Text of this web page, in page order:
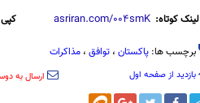
لینک کوتاه:
برچسب ها: پاکستان ، توافق ، مذاکرات
بازدید از صفحه اول ارسال به